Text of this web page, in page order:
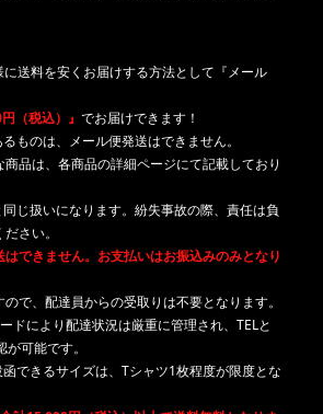
送料を安くお届けする方法として『メール
（税込）』 でお届けできます！
ものは、メール便発送はできません。
商品は、各商品の詳細ページにて記載しており
じ扱いになります。紛失事故の際、責任は負
さい。
できません。お支払いはお振込みのみとなり
で、配達員からの受取りは不要となります。
ドにより配達状況は厳重に管理され、TELと
可能です。
できるサイズは、Tシャツ1枚程度が限度とな